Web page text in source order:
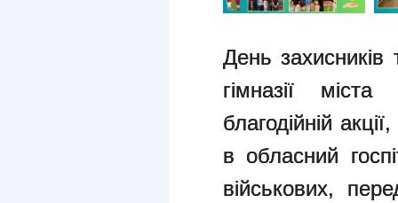
День захисників
гімназії
благодійній
в обласний
військових,